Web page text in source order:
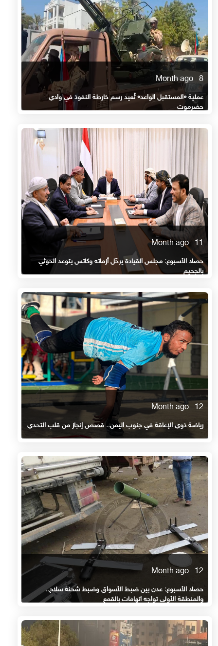
8 Month ago
عملية «المستقبل الواعد» تُعيد رسم خارطة النفوذ في وادي
حضرموت
11 Month ago
حصاد الأسبوع: مجلس القيادة يرحّل أزماته وكاتس يتوعد الحوثي
بالجحيم
12 Month ago
رياضة ذوي الإعاقة في جنوب اليمن.. قصص إنجاز من قلب التحدي
12 Month ago
حصاد الأسبوع: عدن بين ضبط الأسواق وضبط شحنة سلاح..
والمنطقة الأولى تواجه اتهامات بالقمع